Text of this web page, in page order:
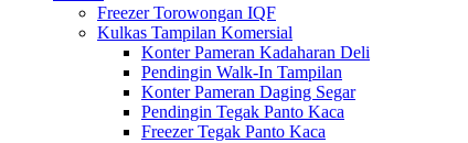
Freezer Torowongan IQF
Kulkas Tampilan Komersial
Konter Pameran Kadaharan Deli
Pendingin Walk-In Tampilan
Konter Pameran Daging Segar
Pendingin Tegak Panto Kaca
Freezer Tegak Panto Kaca